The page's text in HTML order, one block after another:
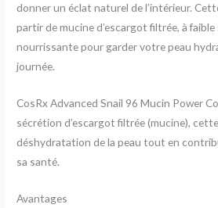
donner un éclat naturel de l’intérieur.
partir de mucine d’escargot filtrée, à
nourrissante pour garder votre peau
journée.
CosRx Advanced Snail 96 Mucin Power
sécrétion d’escargot filtrée (mucine),
déshydratation de la peau tout en
sa santé.
Avantages